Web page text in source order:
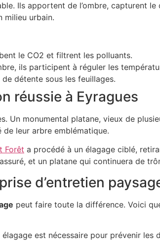
Ils apportent de l’ombre, capturent
milieu urbain.
le CO2 et filtrent les polluants.
ils participent à réguler les
détente sous les feuillages.
réussie à Eyragues
Un monumental platane, vieux de
leur arbre emblématique.
Forêt a procédé à un élagage ciblé,
et un platane qui continuera de
d’entretien
peut faire toute la différence. Voici
élagage est nécessaire pour prévenir les